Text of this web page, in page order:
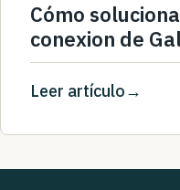
Cómo
conexion de
Leer artículo